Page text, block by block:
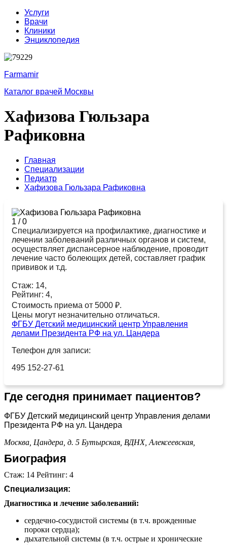
Услуги
Врачи
Клиники
Энциклопедия
Farmamir
Каталог врачей Москвы
Хафизова Гюльзара
Рафиковна
Главная
Специализации
Педиатр
Хафизова Гюльзара Рафиковна
1 /0
Специализируется на профилактике, диагностике и
лечении заболеваний различных органов и систем,
осуществляет диспансерное наблюдение, проводит
лечение часто болеющих детей, составляет график
прививок и т.д.
Стаж: 14,
Рейтинг: 4,
Стоимость приема от 5000 ₽.
Цены могут незначительно отличаться.
ФГБУ Детский медицинский центр Управления
делами Президента РФ на ул. Цандера
Телефон для записи:
495 152-27-61
Где сегодня принимает пациентов?
ФГБУ Детский медицинский центр Управления делами
Президента РФ на ул. Цандера
Москва, Цандера, д. 5 Бутырская, ВДНХ, Алексеевская,
Биография
Стаж: 14 Рейтинг: 4
Специализация:
Диагностика и лечение заболеваний:
сердечно-сосудистой системы (в т.ч. врожденные
пороки сердца);
дыхательной системы (в т.ч. острые и хронические